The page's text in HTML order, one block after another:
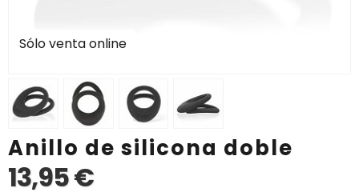
Sólo venta online
Anillo de silicona doble
13,95 €